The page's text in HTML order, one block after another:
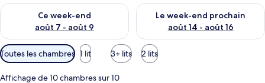
Ce week-end
août 7 - août 9
Vérifier la disponibilité pour ce week-end août 7 - août 9
Le week-end prochain
août 14 - août 16
Vérifier la disponibilité pour
Filtres
disponibles
pour
Toutes les chambres 1 lit 3+ lits 2 lits
Affichage de 10 chambres sur 10